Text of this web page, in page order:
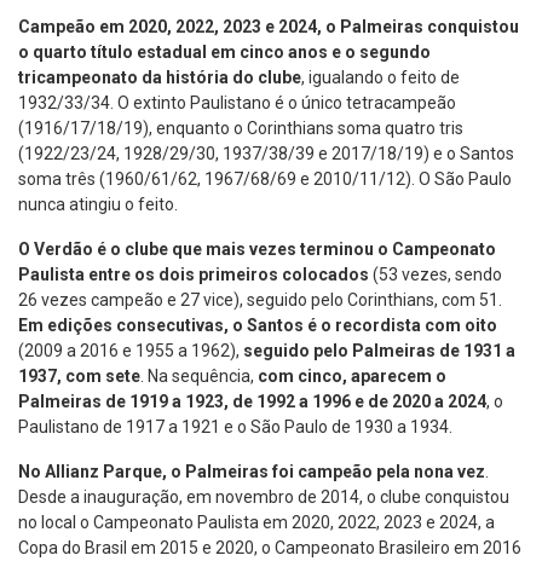
Campeão em 2020, 2022, 2023 e 2024, o Palmeiras conquistou
o quarto título estadual em cinco anos e o segundo
tricampeonato da história do clube, igualando o feito de
1932/33/34. O extinto Paulistano é o único tetracampeão
(1916/17/18/19), enquanto o Corinthians soma quatro tris
(1922/23/24, 1928/29/30, 1937/38/39 e 2017/18/19) e o Santos
soma três (1960/61/62, 1967/68/69 e 2010/11/12). O São Paulo
nunca atingiu o feito.
O Verdão é o clube que mais vezes terminou o Campeonato
Paulista entre os dois primeiros colocados (53 vezes, sendo
26 vezes campeão e 27 vice), seguido pelo Corinthians, com 51.
Em edições consecutivas, o Santos é o recordista com oito
(2009 a 2016 e 1955 a 1962), seguido pelo Palmeiras de 1931 a
1937, com sete . Na sequência, com cinco, aparecem o
Palmeiras de 1919 a 1923, de 1992 a 1996 e de 2020 a 2024, o
Paulistano de 1917 a 1921 e o São Paulo de 1930 a 1934.
No Allianz Parque, o Palmeiras foi campeão pela nona vez
Desde a inauguração, em novembro de 2014, o clube conquistou
no local o Campeonato Paulista em 2020, 2022, 2023 e 2024, a
Copa do Brasil em 2015 e 2020, o Campeonato Brasileiro em 2016